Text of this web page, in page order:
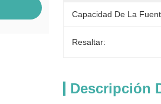
Capacidad De La
Resaltar:
Descripción